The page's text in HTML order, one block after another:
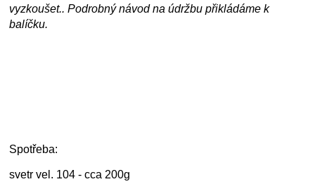
vyzkoušet.. Podrobný návod na údržbu přikládáme k
balíčku.
Spotřeba:
svetr vel. 104 - cca 200g